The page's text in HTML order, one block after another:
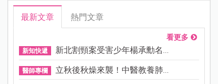
最新文章 熱門文章
看更多
新知快遞 新北割頸案受害少年楊承勳名...
醫師專欄 立秋後秋燥來襲！中醫教養肺...